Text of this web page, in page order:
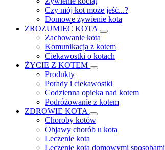
Czy mój kot może jeść...?
Domowe żywienie kota
ZROZUMIEĆ KOTA
Zachowanie kota
Komunikacja z kotem
Ciekawostki o kotach
ŻYCIE Z KOTEM
Produkty
Porady i ciekawostki
Codzienna opieka nad kotem
Podróżowanie z kotem
ZDROWIE KOTA
Choroby kotów
Objawy chorób u kota
Leczenie kota
Leczenie kota domowymi sposobami